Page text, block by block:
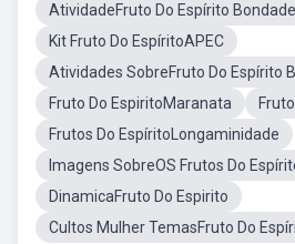
AtividadeFruto Do Espírito Bondade
Kit Fruto Do EspíritoAPEC
Atividades SobreFruto Do Espírito
Fruto Do EspiritoMaranata
Frutos Do EspíritoLongaminidade
Imagens SobreOS Frutos Do
DinamicaFruto Do Espirito
Cultos Mulher TemasFruto Do